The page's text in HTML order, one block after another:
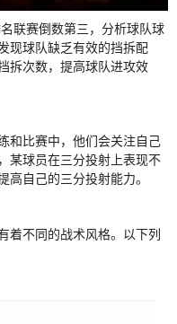
联赛倒数第三，分析球队球
现球队缺乏有效的挡拆配
拆次数，提高球队进攻效
和比赛中，他们会关注自己
某球员在三分投射上表现不
高自己的三分投射能力。
着不同的战术风格。以下列